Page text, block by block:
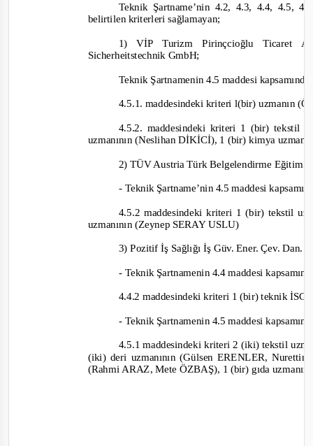
Teknik Şartname’nin 4.2, 4.3, 4.4, 4.5,
belirtilen kriterleri sağlamayan;
1) VİP Turizm Pirinçcioğlu Ticaret
Sicherheitstechnik GmbH;
Teknik Şartnamenin 4.5 maddesi
4.5.1. maddesindeki kriteri l(bir) uzmanın
4.5.2. maddesindeki kriteri 1 (bir) tekstil
uzmanının (Neslihan DİKİCİ), 1 (bir) kimya
2) TÜV Austria Türk Belgelendirme Eğitim
- Teknik Şartname’nin 4.5 maddesi
4.5.2 maddesindeki kriteri 1 (bir) tekstil
uzmanının (Zeynep SERAY USLU)
3) Pozitif İş Sağlığı İş Güv. Ener. Çev.
- Teknik Şartnamenin 4.4 maddesi
4.4.2 maddesindekikriteri 1 (bir) teknik
- Teknik Şartnamenin 4.5 maddesi
4.5.1 maddesindeki kriteri 2 (iki) tekstil
(iki) deri uzmanının (Gülsen ERENLER,
(Rahmi ARAZ, Mete ÖZBAŞ), 1 (bir) gıda